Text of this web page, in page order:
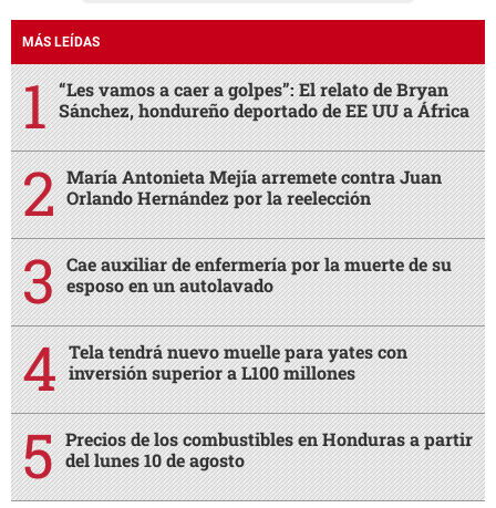
MÁS LEÍDAS
“Les vamos a caer a golpes”: El relato de Bryan
Sánchez, hondureño deportado de EE UU a África
María Antonieta Mejía arremete contra Juan
Orlando Hernández por la reelección
Cae auxiliar de enfermería por la muerte de su
esposo en un autolavado
Tela tendrá nuevo muelle para yates con
inversión superior a L100 millones
Precios de los combustibles en Honduras a partir
del lunes 10 de agosto